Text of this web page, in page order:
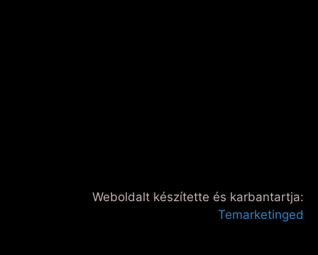
Weboldalt készítette és karbantartja:
Temarketinged